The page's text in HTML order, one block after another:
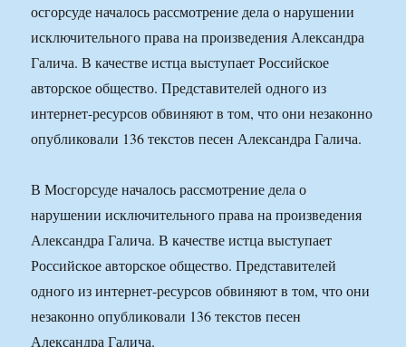
осгорсуде началось рассмотрение дела о нарушении
исключительного права на произведения Александра
Галича. В качестве истца выступает Российское
авторское общество. Представителей одного из
интернет-ресурсов обвиняют в том, что они незаконно
опубликовали 136 текстов песен Александра Галича.
В Мосгорсуде началось рассмотрение дела о
нарушении исключительного права на произведения
Александра Галича. В качестве истца выступает
Российское авторское общество. Представителей
одного из интернет-ресурсов обвиняют в том, что они
незаконно опубликовали 136 текстов песен
Александра Галича.